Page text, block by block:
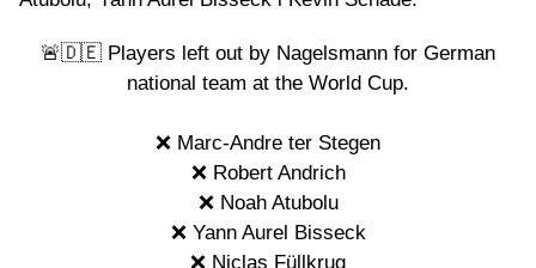
🚨🇩🇪 Players left out by Nagelsmann for German
national team at the World Cup.
❌ Marc-Andre ter Stegen
❌ Robert Andrich
❌ Noah Atubolu
❌ Yann Aurel Bisseck
❌ Niclas Füllkrug